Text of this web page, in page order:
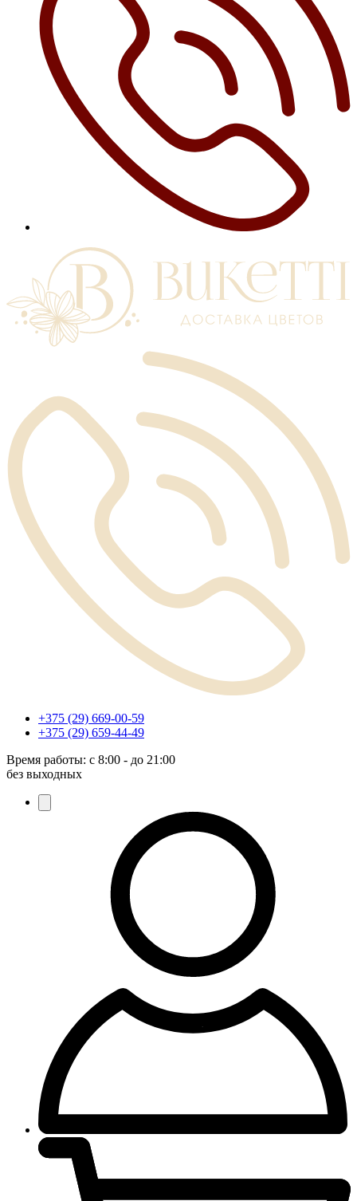
+375 (29) 669-00-59
+375 (29) 659-44-49
Время работы: с 8:00 - до 21:00
без выходных